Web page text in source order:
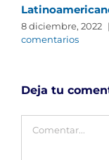
8 diciembre, 2022 |
comentarios
Deja tu
Comentar